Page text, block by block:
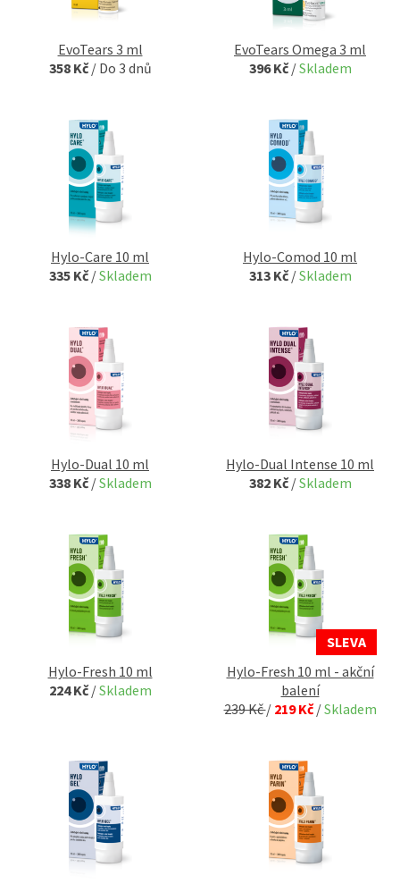
EvoTears 3 ml
358 Kč/ Do 3 dnů
EvoTears Omega 3 ml
396 Kč/Skladem
Hylo-Care 10 ml
335 Kč/Skladem
Hylo-Comod 10 ml
313 Kč/Skladem
Hylo-Dual 10 ml
338 Kč/Skladem
Hylo-Dual Intense 10 ml
382 Kč/Skladem
Hylo-Fresh 10 ml
224 Kč/Skladem
SLEVA
Hylo-Fresh 10 ml - akční
balení
239 Kč/ 219 Kč/Skladem